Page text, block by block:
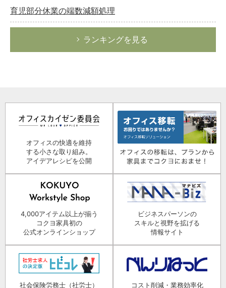
育児部分休業の端数減額処理
ランキングを見る
オフィスの快適を維持
する小さな取り組み。
アイデアレシピを公開
4,000アイテム以上が揃う
コクヨ家具初の
公式オンラインショップ
ビジネスパーソンの
スキルと視野を拡げる
情報サイト
社会保険労務士（社労士）
コスト削減・業務効率化